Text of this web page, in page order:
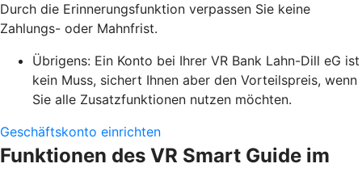
Durch die Erinnerungsfunktion verpassen Sie keine
Zahlungs- oder Mahnfrist.
Übrigens: Ein Konto bei Ihrer VR Bank Lahn-Dill eG ist
kein Muss, sichert Ihnen aber den Vorteilspreis, wenn
Sie alle Zusatzfunktionen nutzen möchten.
Geschäftskonto einrichten
Funktionen des VR Smart Guide im